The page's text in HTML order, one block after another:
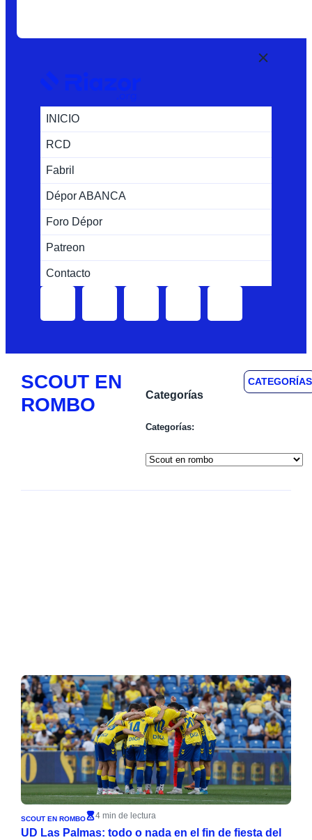
INICIO
RCD
Fabril
Dépor ABANCA
Foro Dépor
Patreon
Contacto
SCOUT EN
ROMBO
Categorías
Categorías:
CATEGORÍAS
SCOUT EN ROMBO 4 min de lectura
UD Las Palmas: todo o nada en el fin de fiesta del